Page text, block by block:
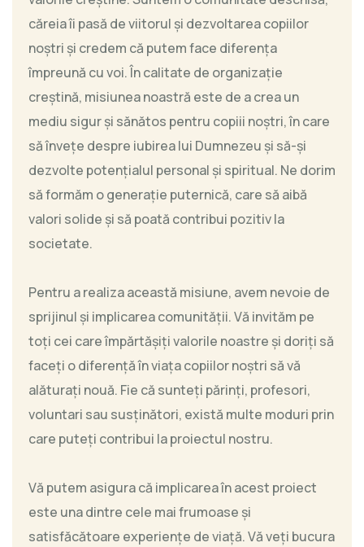
căreia îi pasă de viitorul și dezvoltarea copiilor
noștri și credem că putem face diferența
împreună cu voi. În calitate de organizație
creștină, misiunea noastră este de a crea un
mediu sigur și sănătos pentru copiii noștri, în care
să învețe despre iubirea lui Dumnezeu și să-și
dezvolte potențialul personal și spiritual. Ne dorim
să formăm o generație puternică, care să aibă
valori solide și să poată contribui pozitiv la
societate.
Pentru a realiza această misiune, avem nevoie de
sprijinul și implicarea comunității. Vă invităm pe
toți cei care împărtășiți valorile noastre și doriți să
faceți o diferență în viața copiilor noștri să vă
alăturați nouă. Fie că sunteți părinți, profesori,
voluntari sau susținători, există multe moduri prin
care puteți contribui la proiectul nostru.
Vă putem asigura că implicarea în acest proiect
este una dintre cele mai frumoase și
satisfăcătoare experiențe de viață. Vă veți bucura